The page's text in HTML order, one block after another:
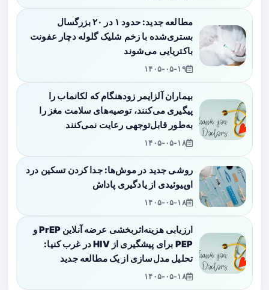
مطالعه جدید: حدود ۱ در ۲۰ بزرگسال
بستری‌شده با زخم شلیک گلوله دچار عفونت
باکتریایی می‌شوند
۱۴۰۵-۰۵-۱۹
بیماران آلزایمر زودهنگام که لکانماب را
پیگیری می‌کنند، توصیه‌های سلامت مغز را
به‌طور قابل‌توجهی رعایت نمی‌کنند
۱۴۰۵-۰۵-۱۸
روشی جدید در موش‌ها: جدا کردن تسکین درد
اوپیوئیدی از یادگیری پاداش
۱۴۰۵-۰۵-۱۸
ارزیابی هزینه‌اثربخشی عرضه آنلاین PrEP و
PEP برای پیشگیری از HIV در غرب کنیا:
تحلیل مدل‌سازی از یک مطالعه جدید
۱۴۰۵-۰۵-۱۸